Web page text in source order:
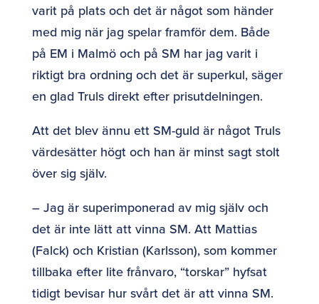
varit på plats och det är något som händer
med mig när jag spelar framför dem. Både
på EM i Malmö och på SM har jag varit i
riktigt bra ordning och det är superkul, säger
en glad Truls direkt efter prisutdelningen.
Att det blev ännu ett SM-guld är något Truls
värdesätter högt och han är minst sagt stolt
över sig själv.
– Jag är superimponerad av mig själv och
det är inte lätt att vinna SM. Att Mattias
(Falck) och Kristian (Karlsson), som kommer
tillbaka efter lite frånvaro, “torskar” hyfsat
tidigt bevisar hur svårt det är att vinna SM.